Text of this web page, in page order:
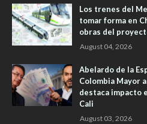
Los trenes del
tomar forma en
obras del
August 04, 2026
Abelardo de la
Colombia Mayor
destaca impacto
Cali
August 03, 2026